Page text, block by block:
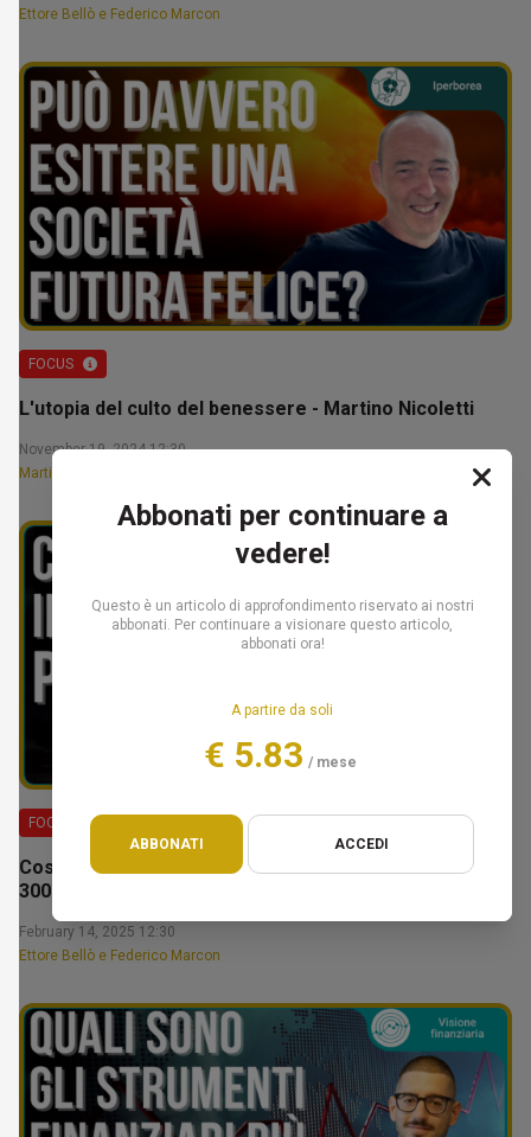
Abbonati per continuare a
vedere!
Questo è un articolo di approfondimento riservato ai nostri
abbonati. Per continuare a visionare questo articolo,
abbonati ora!
A partire da soli
€ 5.83 / mese
ABBONATI ACCEDI
Ettore Bellò e Federico Marcon
FOCUS
L'utopia del culto del benessere - Martino Nicoletti
November 19, 2024 12:30
Martino Nicoletti
FOCUS
Costruire il tuo patrimonio: la fase da 100.000€ a
300.000€ – Ettore Bellò
February 14, 2025 12:30
Ettore Bellò e Federico Marcon